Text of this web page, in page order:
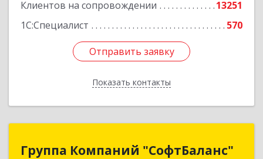
Клиентов на сопровождении
13251
1С:Специалист
570
Отправить заявку
Показать контакты
Отправить заявку
Назад
Группа Компаний "СофтБаланс"
Группа Компаний "СофтБаланс"